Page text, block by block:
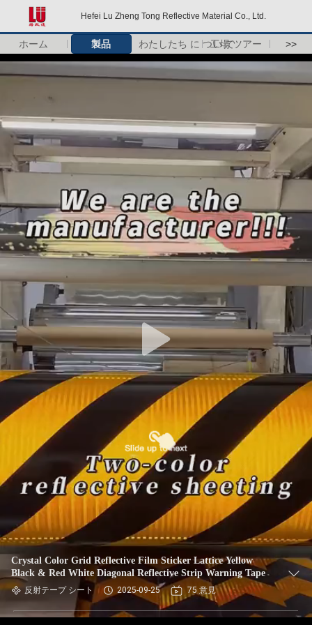
Hefei Lu Zheng Tong Reflective Material Co., Ltd.
ホーム 製品 わたしたち に つい て工場 ツアー >>
Crystal Color Grid Reflective Film Sticker Lattice Yellow
Black & Red White Diagonal Reflective Strip Warning Tape
反射テープ シート 2025-09-25 75 意見